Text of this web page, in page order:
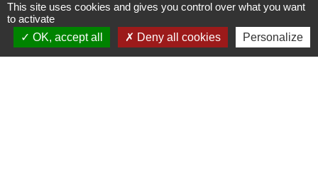
Signaler une erreur sur cette page
This site uses cookies and gives you control over what you want
to activate
OK, accept all
Deny all cookies Personalize